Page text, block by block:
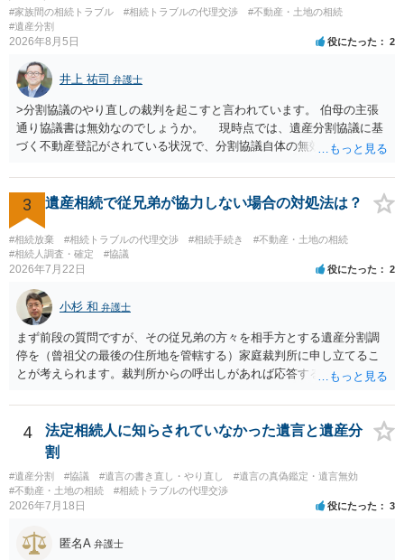
があり出席できない）との記載で十分です。 質問３について 弁護士で
はないので、ｍｉｎｔｓでの提出の必要は無いと思います。郵送（期
限までに届けばよい）で十分です。 詳細は、書面記載の裁判所書記官
にお問い合わせください。 以上、ご参考まで。
#家族間の相続トラブル #相続トラブルの代理交渉
#不動産・土地の相続
#遺産分割
2026年8月5日 役にたった 2
井上 祐司 弁護士
>分割協議のやり直しの裁判を起こすと言われています。 伯母の主張
通り協議書は無効なのでしょうか。 現時点では、遺産分割協議に基
づく不動産登記がされている状況で、分割協議自体の無効を裁判所が
方の訴訟の主張及び立証次第ですが、 ・御祖母様の認知能力に関する
医師の意見書、筆跡鑑定 が提出されればその効力が否定される可能性
はありますが、 ・伯母様自身が分割協議に加わっていること ・御祖母
様の意に反する遺産分割協議を行う実益が誰にあったかの立証が困難
であること からすると、実際に遺産分割協議の効力が否定される可能
性はそれほど高くない（立証のハードルは非常に高い）ということが
言えると思います。
3 遺産相続で従兄弟が協力しない場合の対処法は？
#相続放棄 #相続トラブルの代理交渉 #相続手続き
#不動産・土地の相続
#相続人調査・確定
#協議
2026年7月22日 役にたった 2
小杉 和 弁護士
まず前段の質問ですが、その従兄弟の方々を相手方とする遺産分割調
停を（曾祖父の最後の住所地を管轄する）家庭裁判所に申し立てるこ
とが考えられます。裁判所からの呼出しがあれば応答する可能性がま
能と思われます。時間が思った以上にないので必要書類をてきぱきと
揃える必要があります。その点是非御注意ください。
4
法定相続人に知らされていなかった遺言と遺産分
割
#遺産分割 #協議 #遺言の書き直し・やり直し
#遺言の真偽鑑定・遺言無効
#不動産・土地の相続
#相続トラブルの代理交渉
2026年7月18日 役にたった 3
匿名A 弁護士